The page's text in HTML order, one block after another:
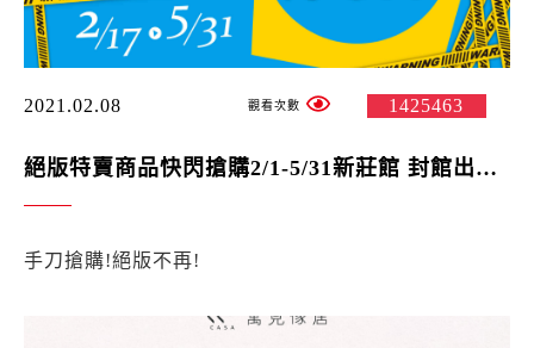
2021.02.08 1425463
絕版特賣商品快閃搶購2/1-5/31新莊館 封館出清 第二波 再加碼 !內湖館同步(瘋)館 實施中!
手刀搶購!絕版不再!